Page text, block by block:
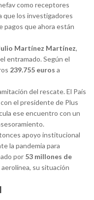
como receptores
que los investigadores
pagos que ahora están
Martínez Martínez,
entramado. Según el
239.755 euros a
del rescate. El País
el presidente de Plus
ese encuentro con un
apoyo institucional
la pandemia para
por 53 millones de
su situación